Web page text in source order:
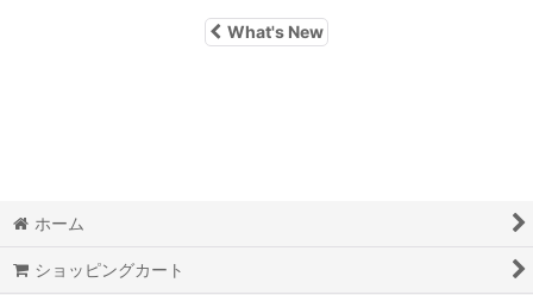
What's New
ホーム
ショッピングカート